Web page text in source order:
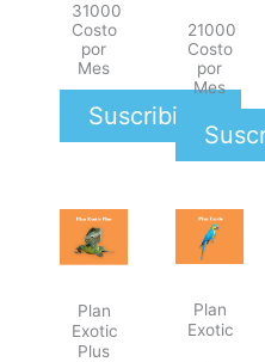
31000
Costo
por
Mes
Suscribirse
21000
Costo
por
Mes
Plan
Exotic
Plus
Plan
Exotic